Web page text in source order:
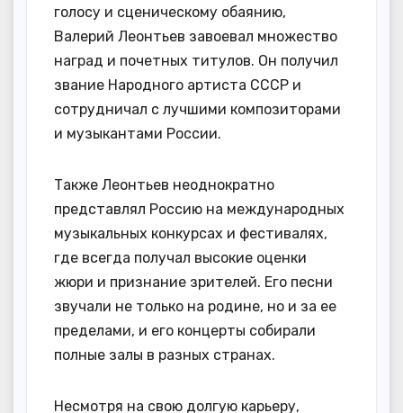
голосу и сценическому обаянию,
Валерий Леонтьев завоевал множество
наград и почетных титулов. Он получил
звание Народного артиста СССР и
сотрудничал с лучшими композиторами
и музыкантами России.
Также Леонтьев неоднократно
представлял Россию на международных
музыкальных конкурсах и фестивалях,
где всегда получал высокие оценки
жюри и признание зрителей. Его песни
звучали не только на родине, но и за ее
пределами, и его концерты собирали
полные залы в разных странах.
Несмотря на свою долгую карьеру,